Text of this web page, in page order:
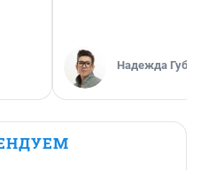
Надежда